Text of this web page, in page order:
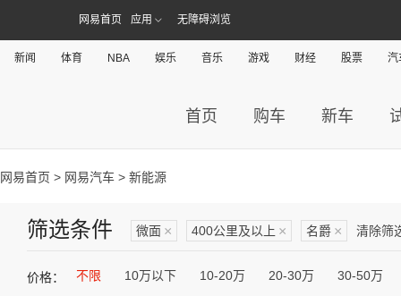
网易首页 应用 无障碍浏览
新闻 体育 NBA 娱乐 音乐 游戏 财经 股票 汽
首页 购车 新车
网易首页 > 网易汽车 > 新能源
筛选条件 微面 × 400公里及以上 × 名爵 × 清除筛
价格： 不限 10万以下 10-20万 20-30万 30-50万